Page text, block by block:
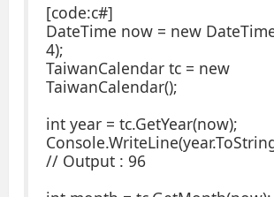
[code:c#]
DateTime now = new
4);
TaiwanCalendar tc = new
TaiwanCalendar();
int year = tc.GetYear(now);
// Output : 96